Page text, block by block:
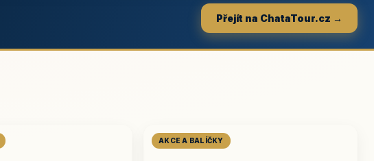
Přejít na ChataTour.cz →
AKCE A BALÍČKY